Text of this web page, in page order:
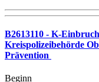
B2613110 - K-
Kreispolizeibehörde
Prävention
Beginn